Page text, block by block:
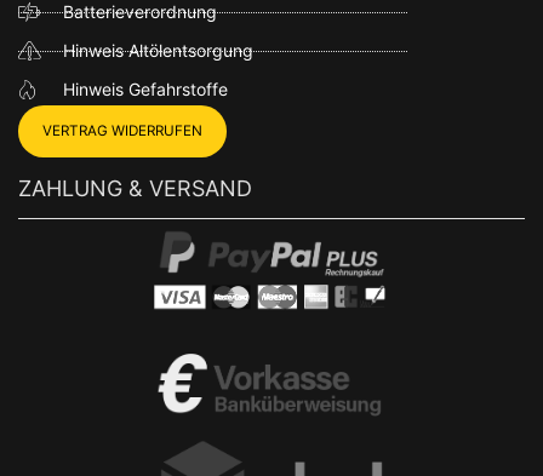
Batterieverordnung
Hinweis Altölentsorgung
Hinweis Gefahrstoffe
VERTRAG WIDERRUFEN
ZAHLUNG & VERSAND